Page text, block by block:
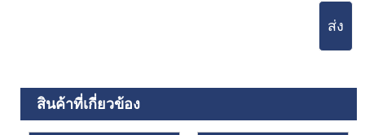
ส่ง
สินค้าที่เกี่ยวข้อง